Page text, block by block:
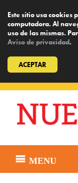
Este sitio usa cookies
computadora. Al
uso de las mismas.
Aviso de privacidad.
ACEPTAR
content
MENU